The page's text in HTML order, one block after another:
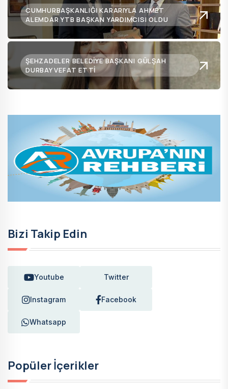
CUMHURBAŞKANLIĞI KARARIYLA AHMET
ALEMDAR YTB BAŞKAN YARDIMCISI OLDU
ŞEHZADELER BELEDIYE BAŞKANI GÜLŞAH
DURBAY VEFAT ETTI
Bizi Takip Edin
Youtube Twitter
Instagram Facebook
Whatsapp
Popüler İçerikler